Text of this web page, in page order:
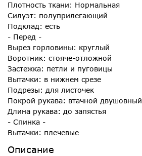
Плотность ткани: Нормальная
Силуэт: полуприлегающий
Подклад: есть
- Перед -
Вырез горловины: круглый
Воротник: стояче-отложной
Застежка: петли и пуговицы
Вытачки: в нижнем срезе
Подрезы: для листочек
Покрой рукава: втачной двушовный
Длина рукава: до запястья
- Спинка -
Вытачки: плечевые
Описание